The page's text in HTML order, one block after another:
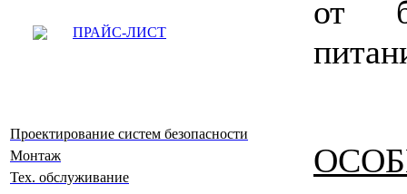
ПРАЙС-ЛИСТ
Проектирование систем безопасности
Монтаж
Тех. обслуживание
от